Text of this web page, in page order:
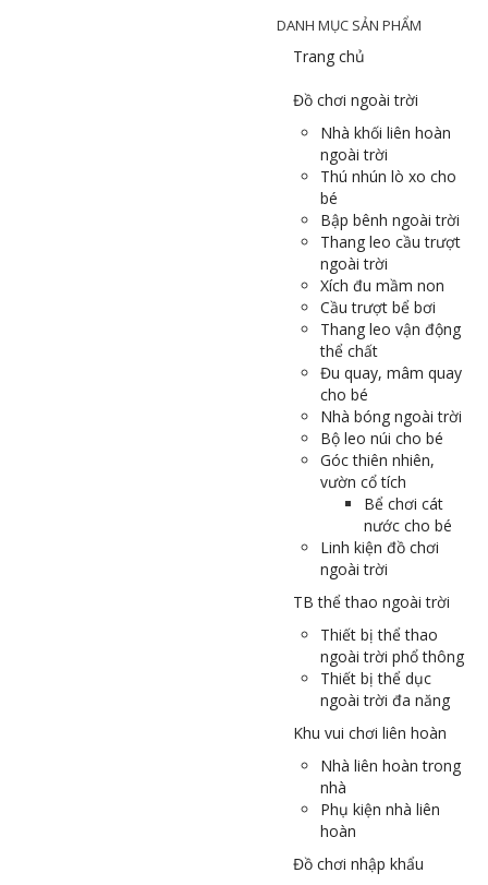
DANH MỤC SẢN PHẨM
Trang chủ
Đồ chơi ngoài trời
Nhà khối liên hoàn
ngoài trời
Thú nhún lò xo cho
bé
Bập bênh ngoài trời
Thang leo cầu trượt
ngoài trời
Xích đu mầm non
Cầu trượt bể bơi
Thang leo vận động
thể chất
Đu quay, mâm quay
cho bé
Nhà bóng ngoài trời
Bộ leo núi cho bé
Góc thiên nhiên,
vườn cổ tích
Bể chơi cát
nước cho bé
Linh kiện đồ chơi
ngoài trời
TB thể thao ngoài trời
Thiết bị thể thao
ngoài trời phổ thông
Thiết bị thể dục
ngoài trời đa năng
Khu vui chơi liên hoàn
Nhà liên hoàn trong
nhà
Phụ kiện nhà liên
hoàn
Đồ chơi nhập khẩu